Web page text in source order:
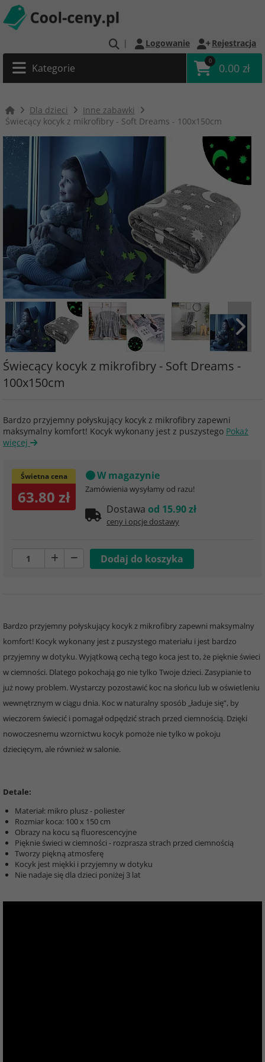
| Logowanie Rejestracja
Kategorie
0
0.00 zł
Dla dzieci
Inne zabawki
Świecący kocyk z mikrofibry - Soft Dreams - 100x150cm
Świecący kocyk z mikrofibry - Soft Dreams -
100x150cm
Bardzo przyjemny połyskujący kocyk z mikrofibry zapewni
maksymalny komfort! Kocyk wykonany jest z puszystego Pokaż
więcej
Świetna cena
63.80 zł
W magazynie
Zamówienia wysyłamy od razu!
Dostawa od 15.90 zł
ceny i opcje dostawy
Bardzo przyjemny połyskujący kocyk z mikrofibry zapewni maksymalny
komfort! Kocyk wykonany jest z puszystego materiału i jest bardzo
przyjemny w dotyku. Wyjątkową cechą tego koca jest to, że pięknie świeci
w ciemności. Dlatego pokochają go nie tylko Twoje dzieci. Zasypianie to
już nowy problem. Wystarczy pozostawić koc na słońcu lub w oświetleniu
wewnętrznym w ciągu dnia. Koc w naturalny sposób „ładuje się”, by
wieczorem świecić i pomagał odpędzić strach przed ciemnością. Dzięki
nowoczesnemu wzornictwu kocyk pomoże nie tylko w pokoju
dziecięcym, ale również w salonie.
Detale:
Materiał: mikro plusz - poliester
Rozmiar koca: 100 x 150 cm
Obrazy na kocu są fluorescencyjne
Pięknie świeci w ciemności - rozprasza strach przed ciemnością
Tworzy piękną atmosferę
Kocyk jest miękki i przyjemny w dotyku
Nie nadaje się dla dzieci poniżej 3 lat